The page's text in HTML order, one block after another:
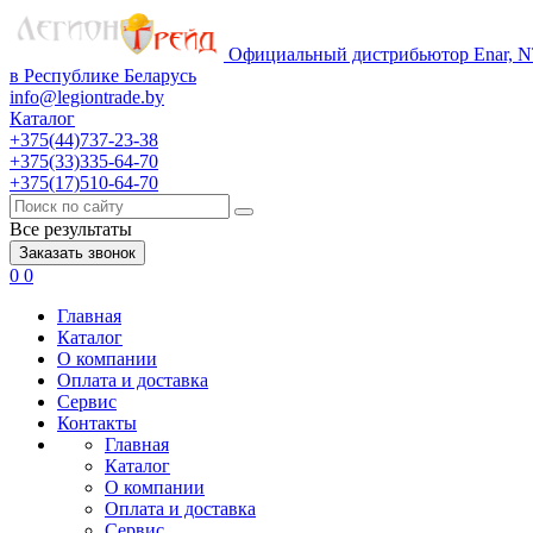
Официальный дистрибьютор Enar,
в Республике Беларусь
info@legiontrade.by
Каталог
+375(44)737-23-38
+375(33)335-64-70
+375(17)510-64-70
Все результаты
Заказать звонок
0 0
Главная
Каталог
О компании
Оплата и доставка
Сервис
Контакты
Главная
Каталог
О компании
Оплата и доставка